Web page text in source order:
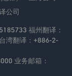
公司
福州翻译：
湾翻译：+886-2-
业务邮箱：